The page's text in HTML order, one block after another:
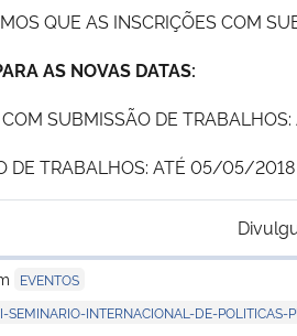
QUE AS INSCRIÇÕES COM
AS NOVAS DATAS:
COM SUBMISSÃO DE
DE TRABALHOS: ATÉ 05/05/2018
EVENTOS
SEMINARIO-INTERNACIONAL-DE-POLITICAS-